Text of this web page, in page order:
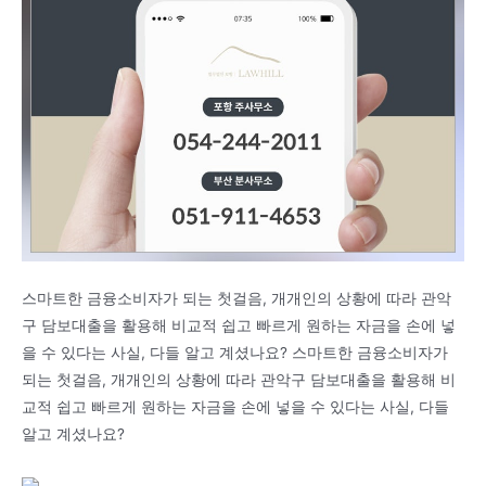
스마트한 금융소비자가 되는 첫걸음, 개개인의 상황에 따라 관악
구 담보대출을 활용해 비교적 쉽고 빠르게 원하는 자금을 손에 넣
을 수 있다는 사실, 다들 알고 계셨나요? 스마트한 금융소비자가
되는 첫걸음, 개개인의 상황에 따라 관악구 담보대출을 활용해 비
교적 쉽고 빠르게 원하는 자금을 손에 넣을 수 있다는 사실, 다들
알고 계셨나요?